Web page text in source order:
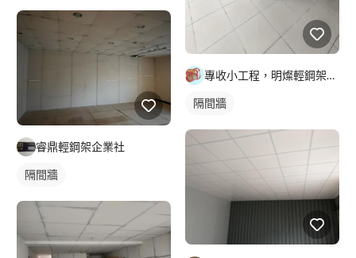
睿鼎輕鋼架企業社
隔間牆
專收小工程，明燦輕鋼架， 隔間，天花板，維修，開孔，專作小坪
隔間牆